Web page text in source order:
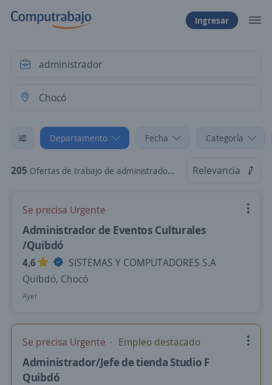
Ingresar
Departamento Fecha Categoría
205 Ofertas de trabajo de administrador en Chocó Relevancia
Se precisa Urgente
Administrador de Eventos Culturales
/Quibdó
4,6
SISTEMAS Y COMPUTADORES S.A
Quibdó, Chocó
Ayer
Se precisa Urgente Empleo destacado
Administrador/Jefe de tienda Studio F
Quibdó